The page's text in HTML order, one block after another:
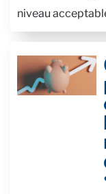
niveau